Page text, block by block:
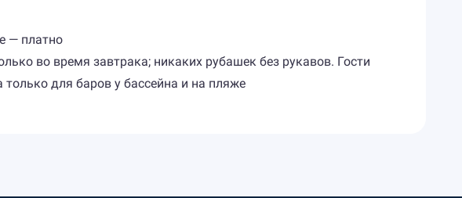
— платно
во время завтрака; никаких рубашек без рукавов. Гости
для баров у бассейна и на пляже